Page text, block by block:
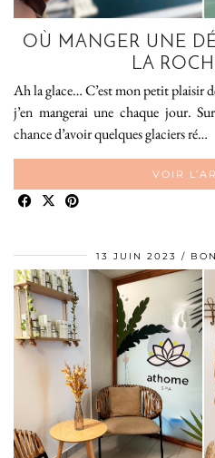
OÙ MANGER UNE
LA
Ah la glace… C’est mon petit plaisir
j’en mangerai une chaque jour.
chance d’avoir quelques glaciers ré…
VOIR
13 JUIN 2023